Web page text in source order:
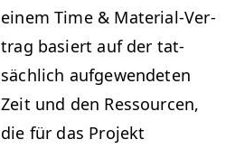
einem Time & Mate­r­i­al-Ver­
trag basiert auf der tat­
säch­lich aufgewen­de­ten
Zeit und den Ressourcen,
die für das Pro­jekt